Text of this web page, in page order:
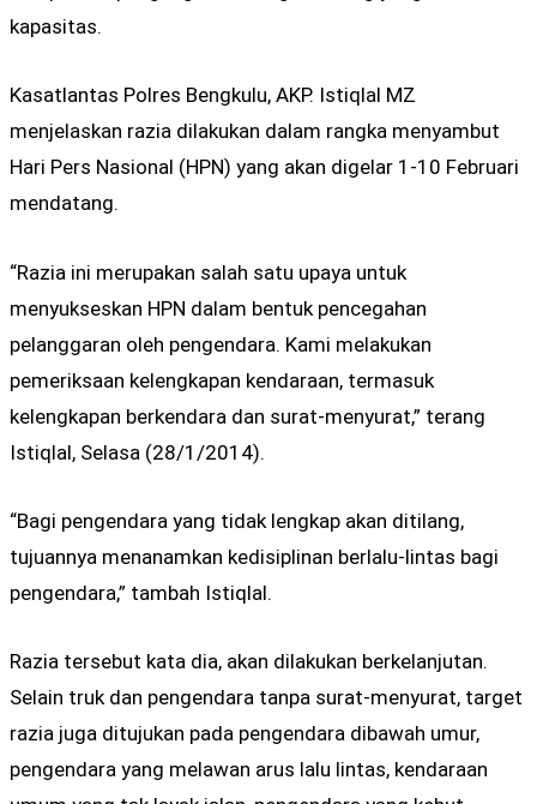
kapasitas.
Kasatlantas Polres Bengkulu, AKP. Istiqlal MZ
menjelaskan razia dilakukan dalam rangka menyambut
Hari Pers Nasional (HPN) yang akan digelar 1-10 Februari
mendatang.
“Razia ini merupakan salah satu upaya untuk
menyukseskan HPN dalam bentuk pencegahan
pelanggaran oleh pengendara. Kami melakukan
pemeriksaan kelengkapan kendaraan, termasuk
kelengkapan berkendara dan surat-menyurat,” terang
Istiqlal, Selasa (28/1/2014).
“Bagi pengendara yang tidak lengkap akan ditilang,
tujuannya menanamkan kedisiplinan berlalu-lintas bagi
pengendara,” tambah Istiqlal.
Razia tersebut kata dia, akan dilakukan berkelanjutan.
Selain truk dan pengendara tanpa surat-menyurat, target
razia juga ditujukan pada pengendara dibawah umur,
pengendara yang melawan arus lalu lintas, kendaraan